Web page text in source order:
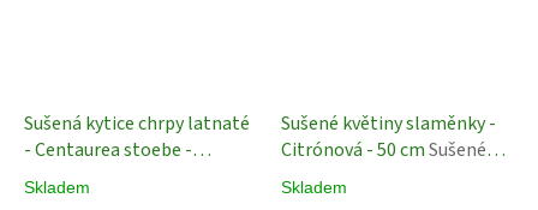
Sušená kytice chrpy latnaté
- Centaurea stoebe -
Krémová
Skladem
Sušené květiny slaměnky -
Citrónová - 50 cmSušené
Rostliny
Skladem